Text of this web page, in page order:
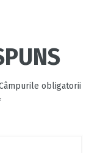
obligatorii